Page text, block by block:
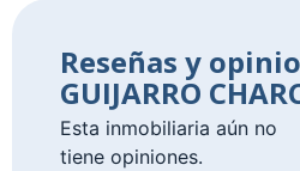
Reseñas y
GUIJARRO
Esta inmobiliaria aún no
tiene opiniones.